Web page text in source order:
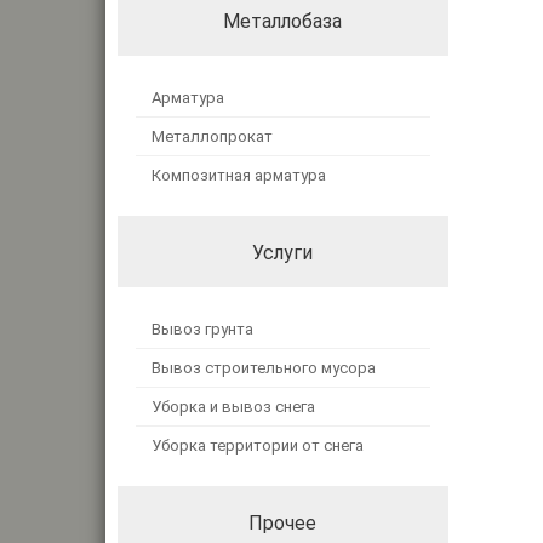
Металлобаза
Арматура
Металлопрокат
Композитная арматура
Услуги
Вывоз грунта
Вывоз строительного мусора
Уборка и вывоз снега
Уборка территории от снега
Прочее